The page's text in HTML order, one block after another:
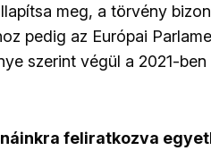
meg, a törvény
pedig az Európai
szerint végül a 2021-
feliratkozva